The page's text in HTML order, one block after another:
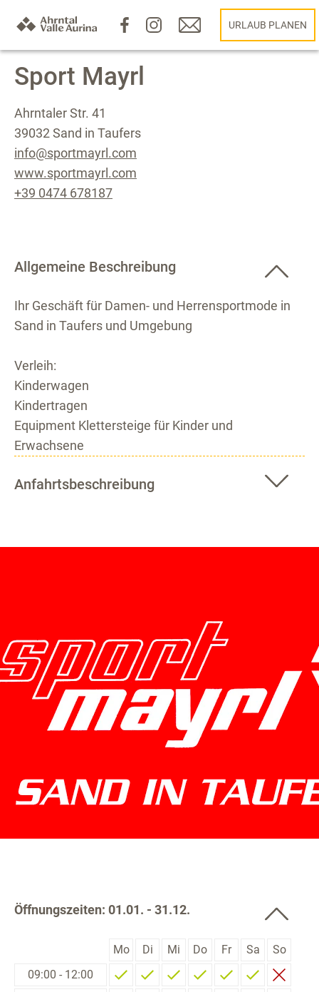
URLAUB PLANEN
Sport Mayrl
Ahrntaler Str. 41
39032 Sand in Taufers
info@sportmayrl.com
www.sportmayrl.com
+39 0474 678187
Allgemeine Beschreibung
Ihr Geschäft für Damen- und Herrensportmode in
Sand in Taufers und Umgebung
Verleih:
Kinderwagen
Kindertragen
Equipment Klettersteige für Kinder und
Erwachsene
Anfahrtsbeschreibung
Öffnungszeiten: 01.01. - 31.12.
Mo Di Mi Do Fr Sa
So
09:00 - 12:00